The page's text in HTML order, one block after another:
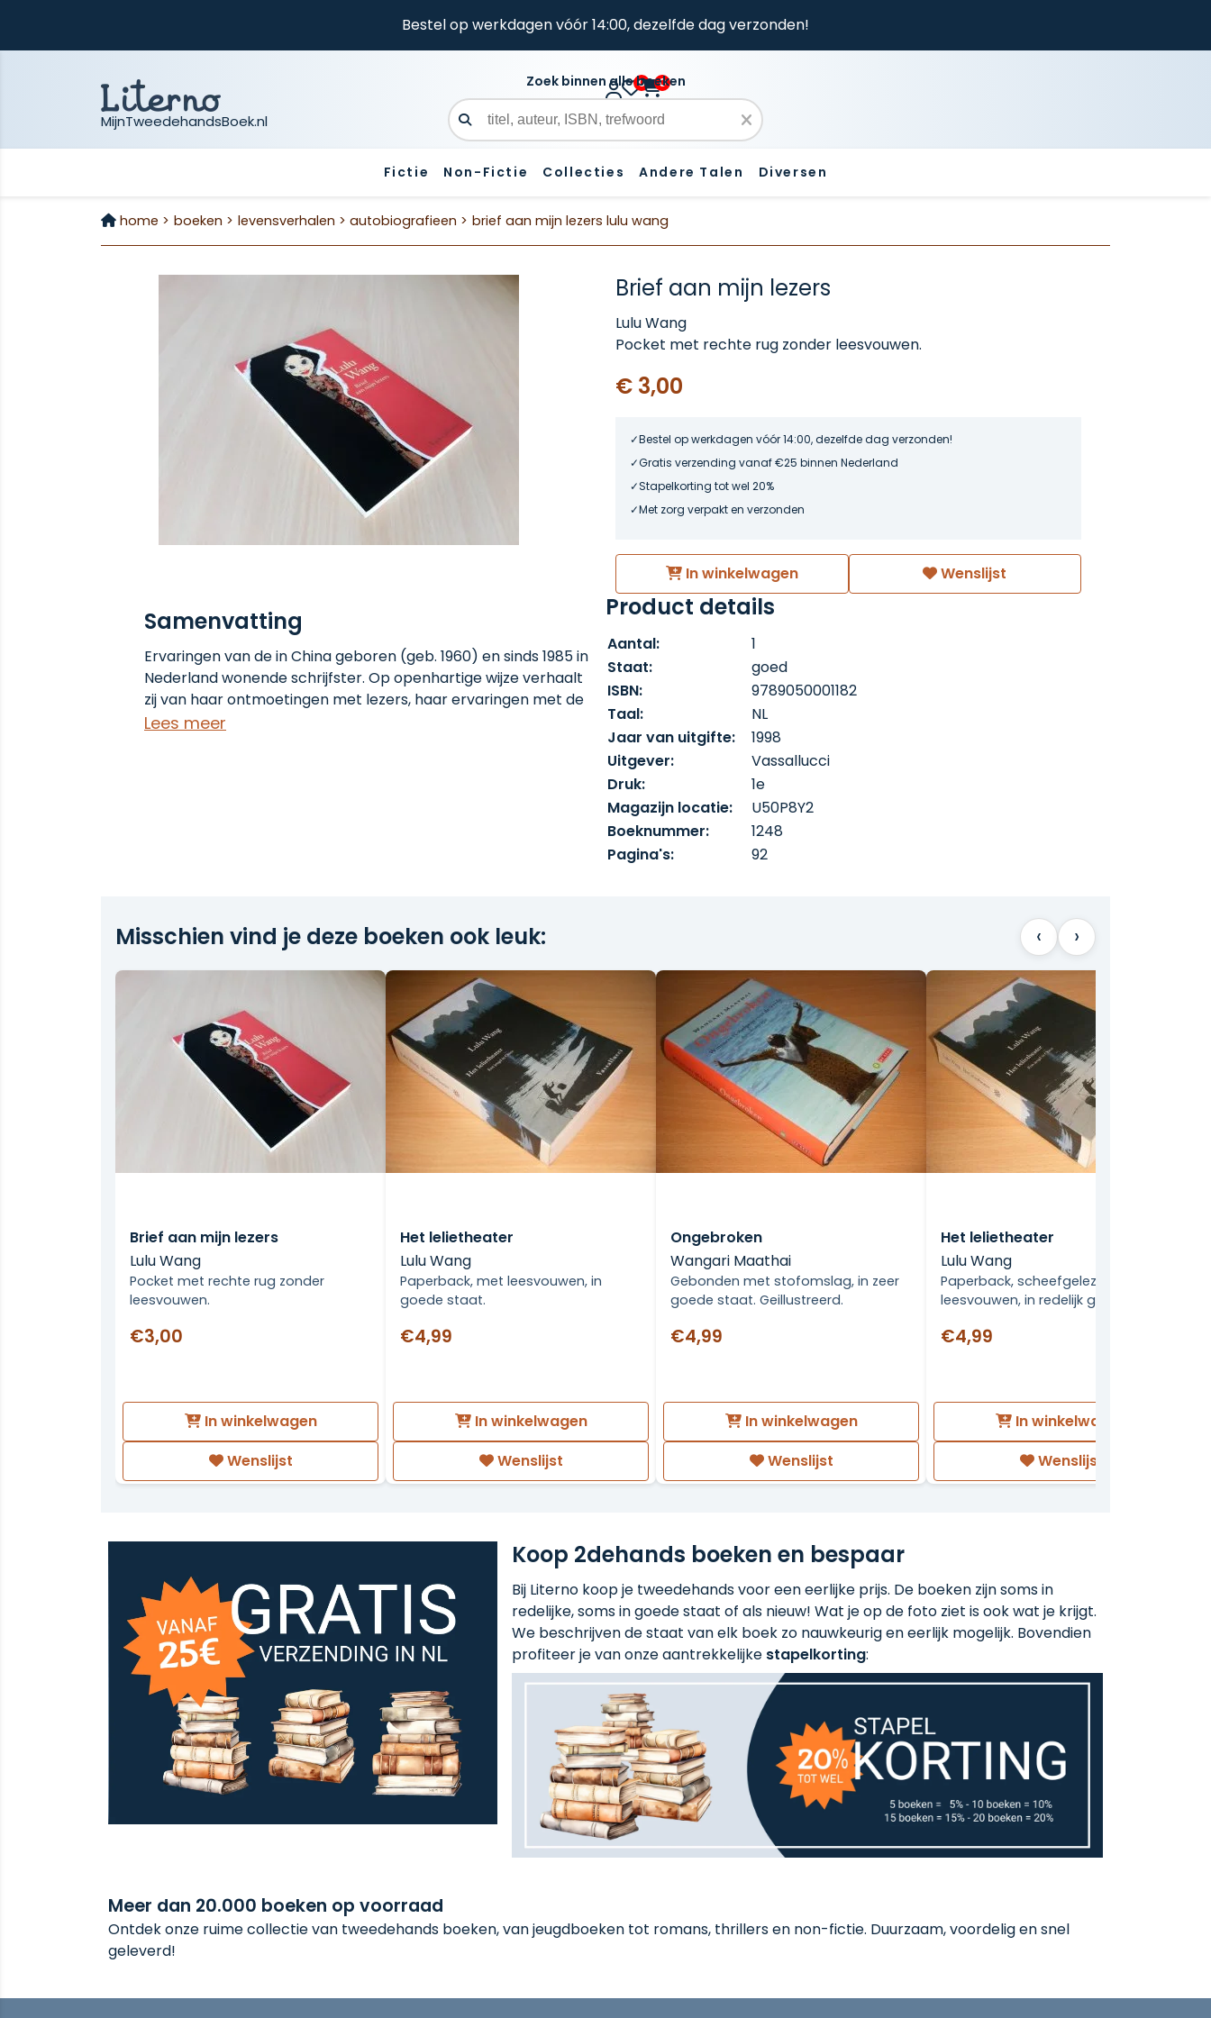
Bestel op werkdagen vóór 14:00, dezelfde dag verzonden!
MijnTweedehandsBoek.nl
0 0
Zoek binnen alle boeken
Zoekveld
Fictie Non-Fictie Collecties Andere Talen Diversen
home > boeken > levensverhalen > autobiografieen > brief aan mijn lezers lulu wang
Brief aan mijn lezers
Lulu Wang
Pocket met rechte rug zonder leesvouwen.
€ 3,00
Bestel op werkdagen vóór 14:00, dezelfde dag verzonden!
Gratis verzending vanaf €25 binnen Nederland
Stapelkorting tot wel 20%
Met zorg verpakt en verzonden
In winkelwagen Wenslijst
Samenvatting
Ervaringen van de in China geboren (geb. 1960) en sinds 1985 in
Nederland wonende schrijfster. Op openhartige wijze verhaalt
zij van haar ontmoetingen met lezers, haar ervaringen met de
media en haar buitenlandse reizen. Daarnaast bevat Brief aan
Lees meer
Product details
Aantal:
1
Staat:
goed
ISBN:
9789050001182
Taal:
NL
Jaar van uitgifte:
1998
Uitgever:
Vassallucci
Druk:
1e
Magazijn locatie:
U50P8Y2
Boeknummer:
1248
Pagina's:
92
Misschien vind je deze boeken ook leuk: ‹ ›
Brief aan mijn lezers
Lulu Wang
Pocket met rechte rug zonder
leesvouwen.
€3,00
In winkelwagen
Wenslijst
Het lelietheater
Lulu Wang
Paperback, met leesvouwen, in
goede staat.
€4,99
In winkelwagen
Wenslijst
Ongebroken
Wangari Maathai
Gebonden met stofomslag, in zeer
goede staat. Geillustreerd.
€4,99
In winkelwagen
Wenslijst
Het lelietheater
Lulu Wang
Paperback, scheefgelezen, met
leesvouwen, in redelijk goede staat.
€4,99
In winkelwagen
Wenslijst
Koop 2dehands boeken en bespaar
Bij Literno koop je tweedehands voor een eerlijke prijs. De boeken zijn soms in
redelijke, soms in goede staat of als nieuw! Wat je op de foto ziet is ook wat je krijgt.
We beschrijven de staat van elk boek zo nauwkeurig en eerlijk mogelijk. Bovendien
profiteer je van onze aantrekkelijke stapelkorting:
Meer dan 20.000 boeken op voorraad
Ontdek onze ruime collectie van tweedehands boeken, van jeugdboeken tot romans, thrillers en non-fictie. Duurzaam, voordelig en snel
geleverd!